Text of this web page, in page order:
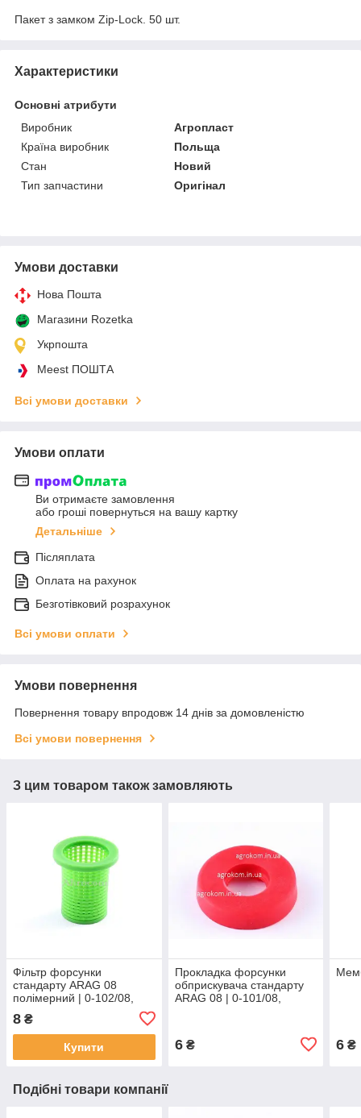
Пакет з замком Zip-Lock. 50 шт.
Характеристики
Основні атрибути
Виробник
Агропласт
Країна виробник
Польща
Стан
Новий
Тип запчастини
Оригінал
Умови доставки
Нова Пошта
Магазини Rozetka
Укрпошта
Meest ПОШТА
Всі умови доставки
Умови оплати
Ви отримаєте замовлення
або гроші повернуться на вашу картку
Детальніше
Післяплата
Оплата на рахунок
Безготівковий розрахунок
Всі умови оплати
Умови повернення
Повернення товару впродовж 14 днів за домовленістю
Всі умови повернення
З цим товаром також замовляють
Фільтр форсунки
стандарту ARAG 08
полімерний | 0-102/08,
8 ₴
Купити
Прокладка форсунки
обприскувача стандарту
ARAG 08 | 0-101/08,
6₴ 6 ₴
Подібні товари компанії